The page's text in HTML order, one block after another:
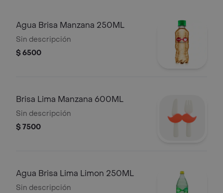
Agua Brisa Manzana 250ML
Sin descripción
$ 6500
Brisa Lima Manzana 600ML
Sin descripción
$ 7500
Agua Brisa Lima Limon 250ML
Sin descripción